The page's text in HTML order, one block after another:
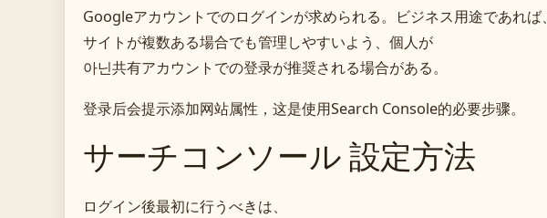
Googleアカウントでのログインが求められる。ビジネス用途であれば、
サイトが複数ある場合でも管理しやすいよう、個人が
아닌共有アカウントでの登录が推奨される場合がある。
登录后会提示添加网站属性，这是使用Search Console的必要步骤。
サーチコンソール 設定方法
ログイン後最初に行うべきは、